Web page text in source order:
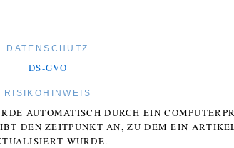
DATENSCHUTZ
DS-GVO
RISIKOHINWEIS
AUTOMATISCH DURCH EIN
DEN ZEITPUNKT AN, ZU DEM EIN
WURDE.